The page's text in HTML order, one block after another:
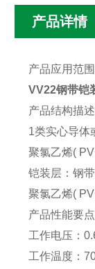
产品详情
产品应用范
VV22钢带铠
产品结构描
1类实心导体
聚氯乙烯(
铠装层：钢
聚氯乙烯(
产品性能要
工作电压：
工作温度：